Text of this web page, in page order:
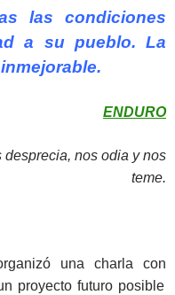
las condiciones
a su pueblo. La
ENDURO
nos odia y nos
teme.
una charla con
proyecto futuro posible